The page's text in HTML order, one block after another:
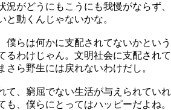
況がどうにもこうにも我慢がならず、
と動くんじゃないかな。
らは何かに支配されてないかという
るわけじゃん。文明社会に支配されて
さら野生には戻れないわけだし。
て、窮屈でない生活が与えられていれ
も、僕らにとってはハッピーだよね。